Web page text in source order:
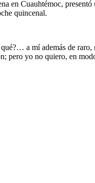
en Cuauhtémoc,
quincenal.
a mí además de raro,
pero yo no quiero, en